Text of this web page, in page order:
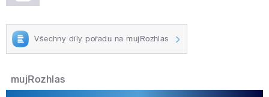
Všechny díly pořadu na mujRozhlas
mujRozhlas